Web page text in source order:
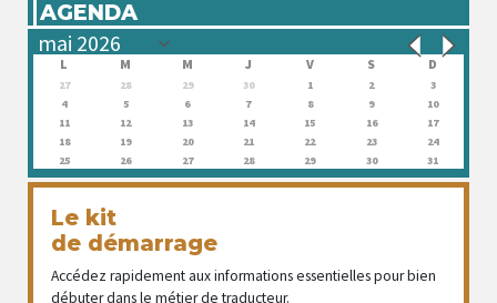
AGENDA
L M M J V S D
27 28 29 30 1 2
3
4
5 6 7 8 9
10
11
12 13 14 15 16
17
18
19 20 21 22 23
24
25
26 27 28 29 30 31
Le kit
de démarrage
Accédez rapidement aux informations essentielles pour bien
débuter dans le métier de traducteur.